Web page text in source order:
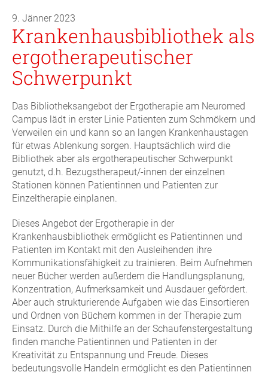
9. Jänner 2023
Krankenhausbibliothek als
ergotherapeutischer
Schwerpunkt
Das Bibliotheksangebot der Ergotherapie am Neuromed
Campus lädt in erster Linie Patienten zum Schmökern und
Verweilen ein und kann so an langen Krankenhaustagen
für etwas Ablenkung sorgen. Hauptsächlich wird die
Bibliothek aber als ergotherapeutischer Schwerpunkt
genutzt, d.h. Bezugstherapeut/-innen der einzelnen
Stationen können Patientinnen und Patienten zur
Einzeltherapie einplanen.
Dieses Angebot der Ergotherapie in der
Krankenhausbibliothek ermöglicht es Patientinnen und
Patienten im Kontakt mit den Ausleihenden ihre
Kommunikationsfähigkeit zu trainieren. Beim Aufnehmen
neuer Bücher werden außerdem die Handlungsplanung,
Konzentration, Aufmerksamkeit und Ausdauer gefördert.
Aber auch strukturierende Aufgaben wie das Einsortieren
und Ordnen von Büchern kommen in der Therapie zum
Einsatz. Durch die Mithilfe an der Schaufenstergestaltung
finden manche Patientinnen und Patienten in der
Kreativität zu Entspannung und Freude. Dieses
bedeutungsvolle Handeln ermöglicht es den Patientinnen